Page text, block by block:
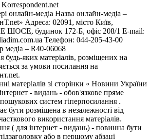
онлайн-медіа Назва онлайн-медіа –
Адреса: 02091, місто Київ,
будинок 172-Б, офіс 208/1 E-mail:
Телефон: 044-205-43-00
медіа – R40-06068
будь-яких матеріалів, розміщених на
за умови посилання на
матеріалів зі сторінки « Новини України
- видань - обов'язкове пряме
систем гіперпосилання .
бути розміщена в незалежності від
використання матеріалів.
( для інтернет - видань) - повинна бути
або в першому абзаці